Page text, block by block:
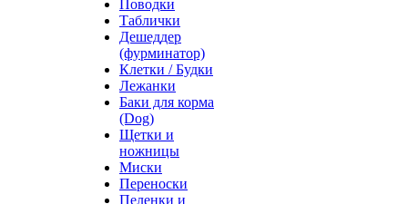
Поводки
Таблички
Дешеддер
(фурминатор)
Клетки / Будки
Лежанки
Баки для корма
(Dog)
Щетки и
ножницы
Миски
Переноски
Пеленки и